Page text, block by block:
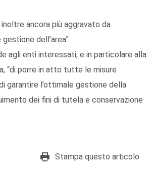
ancora più aggravato da
gestione dell’area”.
agli enti interessati, e in particolare alla
“di porre in atto tutte le misure
garantire l’ottimale gestione della
dei fini di tutela e conservazione
Stampa questo articolo